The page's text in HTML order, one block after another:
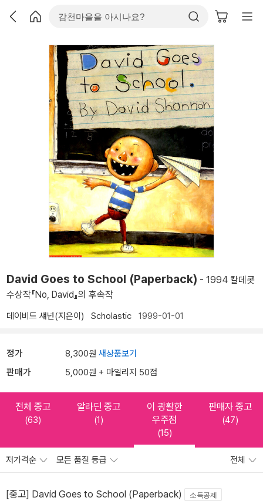
David Goes to School (Paperback) - 1994 칼데콧
수상작『No, David』의 후속작
데이비드 섀넌(지은이) Scholastic 1999-01-01
정가 8,300원 새상품보기
판매가 5,000원 + 마일리지 50점
전체 중고
(63)
알라딘 중고
(1)
이 광활한
우주점
(15)
판매자 중고
(47)
저가격순 모든 품질 등급 전체
[중고] David Goes to School (Paperback) 소득공제